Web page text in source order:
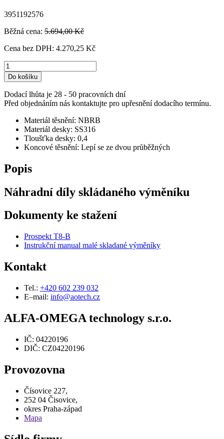
3951192576
Běžná cena: 5.694,00 Kč
Cena bez DPH: 4.270,25 Kč
Do košíku
Dodací lhůta je 28 - 50 pracovních dní
Před objednáním nás kontaktujte pro upřesnění dodacího termínu.
Materiál těsnění: NBRB
Materiál desky: SS316
Tloušťka desky: 0,4
Koncové těsnění: Lepí se ze dvou průběžných
Popis
Náhradní díly skládaného výměníku
Dokumenty ke stažení
Prospekt T8-B
Instrukční manual malé skladané výměníky
Kontakt
Tel.: +420 602 239 032
E–mail: info@aotech.cz
ALFA-OMEGA technology s.r.o.
IČ: 04220196
DIČ: CZ04220196
Provozovna
Čísovice 227,
252 04 Čisovice,
okres Praha-západ
Mapa